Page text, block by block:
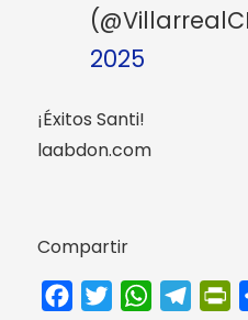
2025
¡Éxitos Santi!
laabdon.com
Compartir
FacebookTwitterWhatsApp